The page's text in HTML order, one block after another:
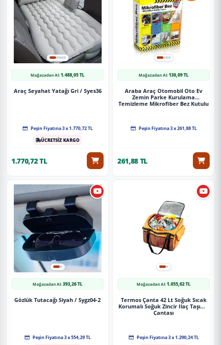
Mağazadan Al:1.488,05 TL
Araç Seyahat Yatağı Gri / Syes36
Peşin Fiyatına 3 x 1.770,72 TL
ÜCRETSİZ KARGO
1.770,72 TL
Mağazadan Al:130,09 TL
Araba Araç Otomobil Oto Ev
Zemin Parke Kurulama
Temizleme Mikrofiber Bez Kutulu
Peşin Fiyatına 3 x 261,88 TL
261,88 TL
Mağazadan Al:393,26 TL
Gözlük Tutacağı Siyah / Sygz04-2
Peşin Fiyatına 3 x 554,29 TL
Mağazadan Al:1.055,62 TL
Termos Çanta 42 Lt Soğuk Sıcak
Korumalı Soğuk Zincir Ilaç Taşıma
Çantası
Peşin Fiyatına 3 x 1.290,24 TL